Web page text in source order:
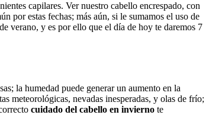
capilares. Ver nuestro cabello encrespado, con
por estas fechas; más aún, si le sumamos el uso de
verano, y es por ello que el día de hoy te daremos 7
la humedad puede generar un aumento en la
meteorológicas, nevadas inesperadas, y olas de frío;
cuidado del cabello en invierno te